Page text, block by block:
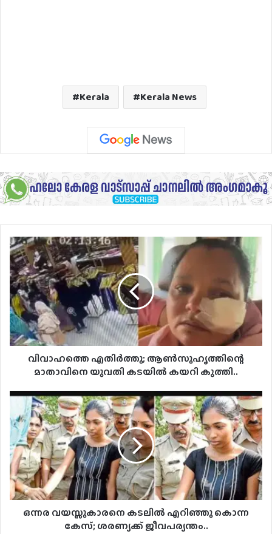
Kerala Kerala News
വിവാഹത്തെ
എതിര്‍ത്തു;
ആണ്‍സുഹൃത്തിന്റെ
മാതാവിനെ
യുവതി
കടയില്‍
കയറി
കുത്തി..
വിവാഹത്തെ എതിര്‍ത്തു; ആണ്‍സുഹൃത്തിന്റെ
മാതാവിനെ യുവതി കടയില്‍ കയറി കുത്തി..
ഒന്നര
വയസ്സുകാരനെ
കടലിൽ
എറിഞ്ഞു
കൊന്ന
കേസ്;
ശരണ്യക്ക്
ജീവപര്യന്തം..
ഒന്നര വയസ്സുകാരനെ കടലിൽ എറിഞ്ഞു കൊന്ന
കേസ്; ശരണ്യക്ക് ജീവപര്യന്തം..